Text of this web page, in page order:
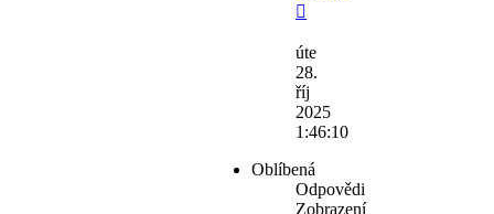
poslední
příspěvek
úte
28.
říj
2025
1:46:10
Oblíbená
Odpovědi
Zobrazení